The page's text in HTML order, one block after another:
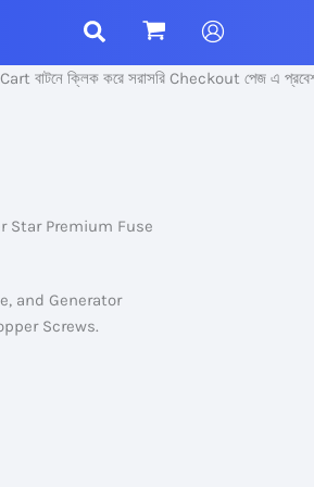
ক্লিক করে সরাসরি Checkout পেজ এ প্রবেশ
Star Premium Fuse
and Generator
Screws.